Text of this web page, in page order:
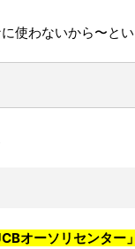
使わないから〜とい
オーソリセンター